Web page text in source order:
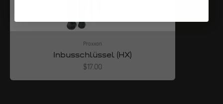
Proxxon
Inbusschlüssel (HX)
Angebot
$17.00